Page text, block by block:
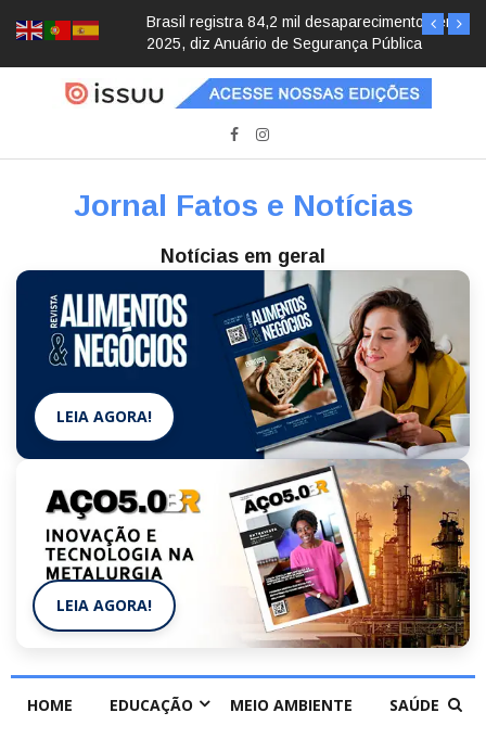
Brasil registra 84,2 mil desaparecimentos em
2025, diz Anuário de Segurança Pública
Jornal Fatos e Notícias
Notícias em geral
LEIA AGORA!
LEIA AGORA!
HOME EDUCAÇÃO MEIO AMBIENTE SAÚDE